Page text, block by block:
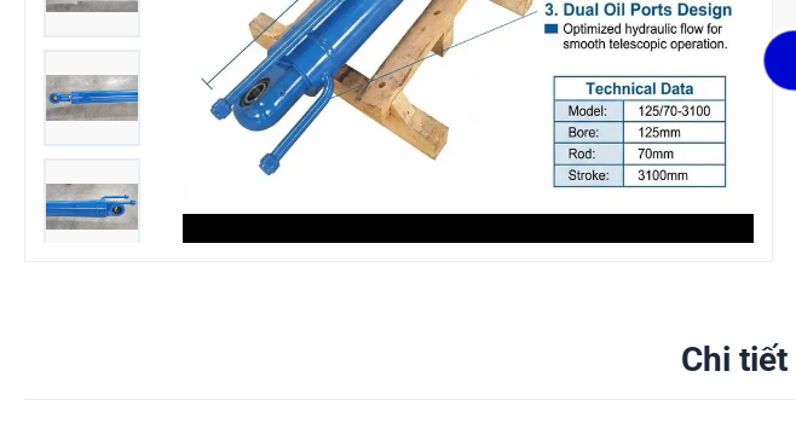
Chi